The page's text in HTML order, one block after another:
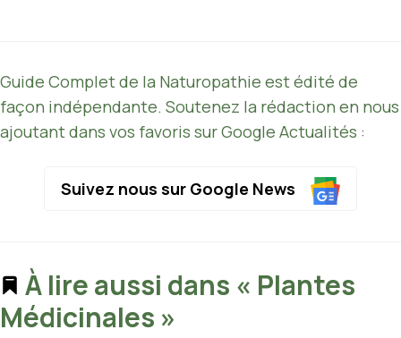
Guide Complet de la Naturopathie est édité de
façon indépendante. Soutenez la rédaction en nous
ajoutant dans vos favoris sur Google Actualités :
Suivez nous sur Google News
À lire aussi dans « Plantes
Médicinales »